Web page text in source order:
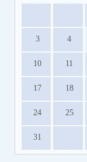
3 4
10 11
17 18
24 25
31